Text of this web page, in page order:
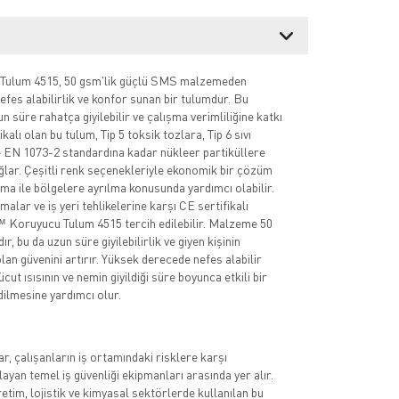
4515, 50 gsm'lik güçlü SMS malzemeden
alabilirlik ve konfor sunan bir tulumdur. Bu
süre rahatça giyilebilir ve çalışma verimliliğine katkı
olan bu tulum, Tip 5 toksik tozlara, Tip 6 sıvı
EN 1073-2 standardına kadar nükleer partiküllere
Çeşitli renk seçenekleriyle ekonomik bir çözüm
ile bölgelere ayrılma konusunda yardımcı olabilir.
ve iş yeri tehlikelerine karşı CE sertifikalı
Tulum 4515 tercih edilebilir. Malzeme 50
bu da uzun süre giyilebilirlik ve giyen kişinin
güvenini artırır. Yüksek derecede nefes alabilir
ısısının ve nemin giyildiği süre boyunca etkili bir
yardımcı olur.
çalışanların iş ortamındaki risklere karşı
temel iş güvenliği ekipmanları arasında yer alır.
lojistik ve kimyasal sektörlerde kullanılan bu